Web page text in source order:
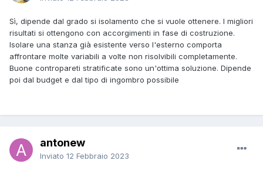
Sì, dipende dal grado si isolamento che si vuole ottenere. I migliori
risultati si ottengono con accorgimenti in fase di costruzione.
Isolare una stanza già esistente verso l'esterno comporta
affrontare molte variabili a volte non risolvibili completamente.
Buone contropareti stratificate sono un'ottima soluzione. Dipende
poi dal budget e dal tipo di ingombro possibile
antonew
Inviato 12 Febbraio 2023